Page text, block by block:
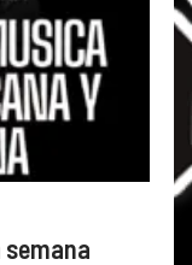
semana